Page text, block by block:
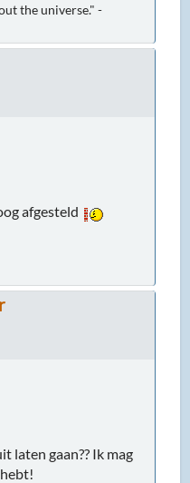
the universe." -
afgesteld
laten gaan?? Ik mag